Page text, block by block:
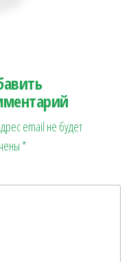
email не будет
*